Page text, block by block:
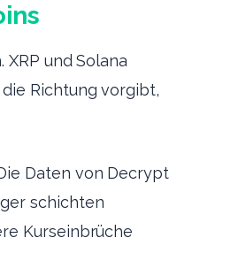
und Solana
Richtung vorgibt,
Daten von Decrypt
schichten
Kurseinbrüche